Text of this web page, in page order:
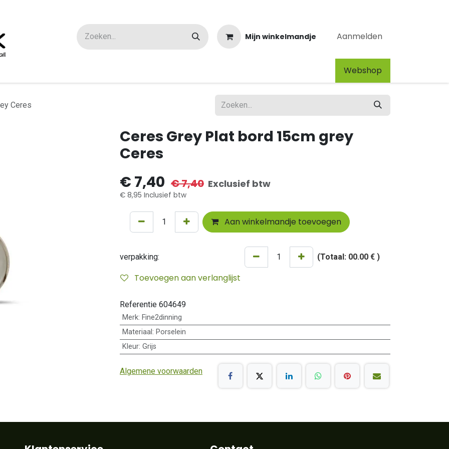
Mijn winkelmandje Aanmelden
Webshop​
Ceres
Ceres Grey Plat bord 15cm grey
Ceres
€ 7,40 €7,40 Exclusief btw
€ 8,95 Inclusief btw
Aan winkelmandje toevoegen
verpakking: (Totaal: 00.00 € )
Toevoegen aan verlanglijst
Referentie 604649
Merk: Fine2dinning
Materiaal : Porselein
Kleur: Grijs
Algemene voorwaarden